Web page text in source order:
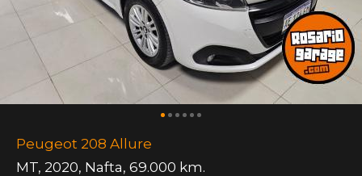
Peugeot 208 Allure
MT, 2020, Nafta, 69.000 km.